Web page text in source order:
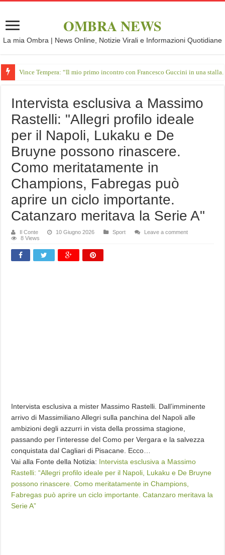
OMBRA NEWS
La mia Ombra | News Online, Notizie Virali e Informazioni Quotidiane
Vince Tempera: “Il mio primo incontro con Francesco Guccini in una
Intervista esclusiva a Massimo
Rastelli: "Allegri profilo ideale
per il Napoli, Lukaku e De
Bruyne possono rinascere.
Como meritatamente in
Champions, Fabregas può
aprire un ciclo importante.
Catanzaro meritava la Serie A"
Il Conte 10 Giugno 2026 Sport
Leave a comment
8 Views
Intervista esclusiva a mister Massimo Rastelli. Dall’imminente
arrivo di Massimiliano Allegri sulla panchina del Napoli alle
ambizioni degli azzurri in vista della prossima stagione,
passando per l’interesse del Como per Vergara e la salvezza
conquistata dal Cagliari di Pisacane. Ecco…
Vai alla Fonte della Notizia: Intervista esclusiva a Massimo
Rastelli: “Allegri profilo ideale per il Napoli, Lukaku e De Bruyne
possono rinascere. Como meritatamente in Champions,
Fabregas può aprire un ciclo importante. Catanzaro meritava la
Serie A”